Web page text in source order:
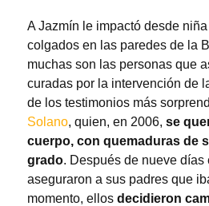
A Jazmín le impactó desde
colgados en las paredes de la
muchas son las personas que
curadas por la intervención de
de los testimonios más
Solano, quien, en 2006, se
cuerpo, con quemaduras de
grado. Después de nueve
aseguraron a sus padres que
momento, ellos decidieron